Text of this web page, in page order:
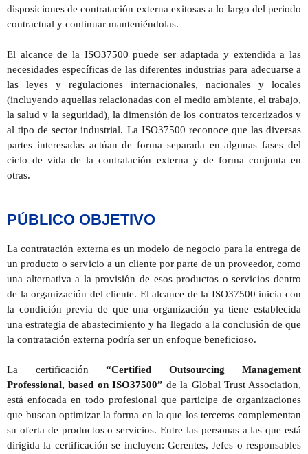
disposiciones de contratación externa exitosas a lo largo del periodo
contractual y continuar manteniéndolas.
El alcance de la ISO37500 puede ser adaptada y extendida a las
necesidades específicas de las diferentes industrias para adecuarse a
las leyes y regulaciones internacionales, nacionales y locales
(incluyendo aquellas relacionadas con el medio ambiente, el trabajo,
la salud y la seguridad), la dimensión de los contratos tercerizados y
al tipo de sector industrial. La ISO37500 reconoce que las diversas
partes interesadas actúan de forma separada en algunas fases del
ciclo de vida de la contratación externa y de forma conjunta en
otras.
PÚBLICO OBJETIVO
La contratación externa es un modelo de negocio para la entrega de
un producto o servicio a un cliente por parte de un proveedor, como
una alternativa a la provisión de esos productos o servicios dentro
de la organización del cliente. El alcance de la ISO37500 inicia con
la condición previa de que una organización ya tiene establecida
una estrategia de abastecimiento y ha llegado a la conclusión de que
la contratación externa podría ser un enfoque beneficioso.
La certificación “Certified Outsourcing Management
Professional, based on ISO37500” de la Global Trust Association,
está enfocada en todo profesional que participe de organizaciones
que buscan optimizar la forma en la que los terceros complementan
su oferta de productos o servicios. Entre las personas a las que está
dirigida la certificación se incluyen: Gerentes, Jefes o responsables